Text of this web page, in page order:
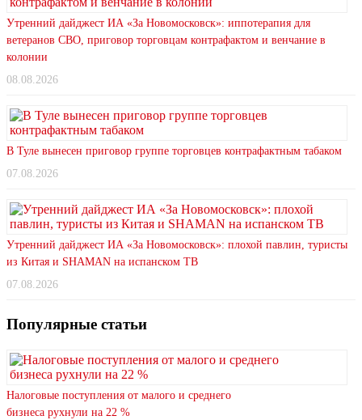
Утренний дайджест ИА «За Новомосковск»: иппотерапия для
ветеранов СВО, приговор торговцам контрафактом и венчание в
колонии
08.08.2026
В Туле вынесен приговор группе торговцев контрафактным табаком
07.08.2026
Утренний дайджест ИА «За Новомосковск»: плохой павлин, туристы
из Китая и SHAMAN на испанском ТВ
07.08.2026
Популярные статьи
Налоговые поступления от малого и среднего
бизнеса рухнули на 22 %